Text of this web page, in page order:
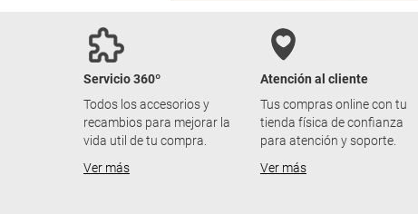
Servicio 360º
Todos los accesorios y
recambios para mejorar la
vida util de tu compra.
Ver más
Atención al cliente
Tus compras online con tu
tienda física de confianza
para atención y soporte.
Ver más